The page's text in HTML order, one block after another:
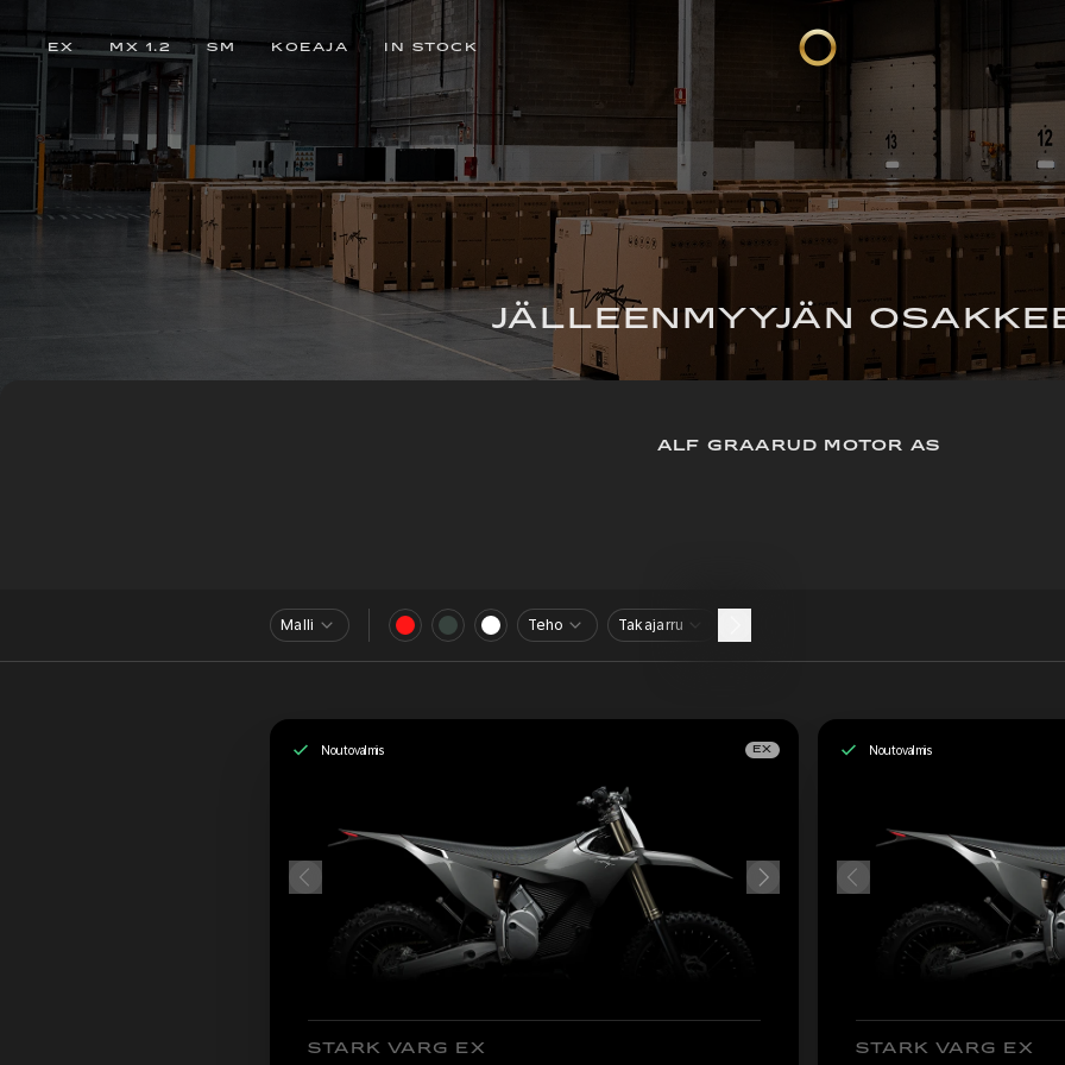
EX MX 1.2 SM KOEAJA IN STOCK
JÄLLEENMYYJÄN
ALF GRAARUD MOTOR AS
Malli Teho Takajarru
Noutovalmis EX
STARK VARG EX
Noutovalmis
STARK VARG EX